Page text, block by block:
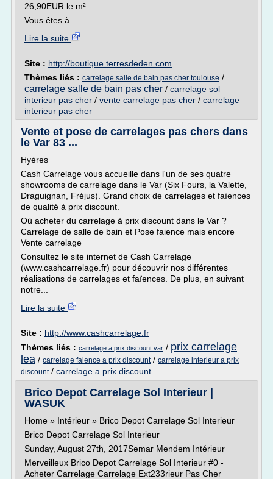
26,90EUR le m²
Vous êtes à...
Lire la suite
Site : http://boutique.terresdeden.com
Thèmes liés : carrelage salle de bain pas cher toulouse /
carrelage salle de bain pas cher / carrelage sol
interieur pas cher / vente carrelage pas cher / carrelage
interieur pas cher
Vente et pose de carrelages pas chers dans
le Var 83 ...
Hyères
Cash Carrelage vous accueille dans l'un de ses quatre
showrooms de carrelage dans le Var (Six Fours, la Valette,
Draguignan, Fréjus). Grand choix de carrelages et faïences
de qualité à prix discount.
Où acheter du carrelage à prix discount dans le Var ?
Carrelage de salle de bain et Pose faience mais encore
Vente carrelage
Consultez le site internet de Cash Carrelage
(www.cashcarrelage.fr) pour découvrir nos différentes
réalisations de carrelages et faïences. De plus, en suivant
notre...
Lire la suite
Site : http://www.cashcarrelage.fr
Thèmes liés : carrelage a prix discount var / prix carrelage
lea / carrelage faience a prix discount/ carrelage interieur a prix
discount/ carrelage a prix discount
Brico Depot Carrelage Sol Interieur |
WASUK
Home » Intérieur » Brico Depot Carrelage Sol Interieur
Brico Depot Carrelage Sol Interieur
Sunday, August 27th, 2017Semar Mendem Intérieur
Merveilleux Brico Depot Carrelage Sol Interieur #0 -
Acheter Carrelage Carrelage Ext233rieur Pas Cher